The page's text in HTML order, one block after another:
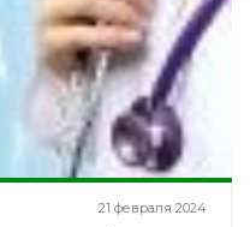
21 февраля 2024